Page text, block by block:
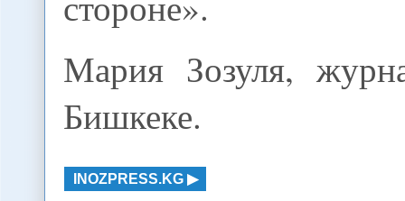
Мария Зозуля,
Бишкеке.
INOZPRESS.KG